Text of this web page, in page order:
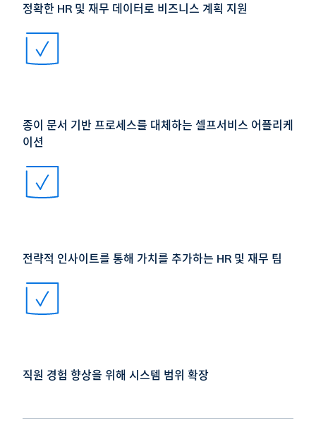
정확한 HR 및 재무 데이터로 비즈니스 계획 지원
종이 문서 기반 프로세스를 대체하는 셀프서비스 어플리케
이션
전략적 인사이트를 통해 가치를 추가하는 HR 및 재무 팀
직원 경험 향상을 위해 시스템 범위 확장